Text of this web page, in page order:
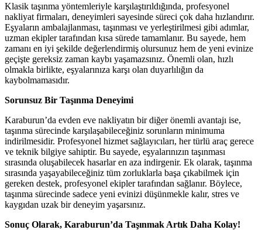
Klasik taşınma yöntemleriyle karşılaştırıldığında, profesyonel
nakliyat firmaları, deneyimleri sayesinde süreci çok daha hızlandırır.
Eşyaların ambalajlanması, taşınması ve yerleştirilmesi gibi adımlar,
uzman ekipler tarafından kısa sürede tamamlanır. Bu sayede, hem
zamanı en iyi şekilde değerlendirmiş olursunuz hem de yeni evinize
geçişte gereksiz zaman kaybı yaşamazsınız. Önemli olan, hızlı
olmakla birlikte, eşyalarınıza karşı olan duyarlılığın da
kaybolmamasıdır.
Sorunsuz Bir Taşınma Deneyimi
Karaburun’da evden eve nakliyatın bir diğer önemli avantajı ise,
taşınma sürecinde karşılaşabileceğiniz sorunların minimuma
indirilmesidir. Profesyonel hizmet sağlayıcıları, her türlü araç gerece
ve teknik bilgiye sahiptir. Bu sayede, eşyalarınızın taşınması
sırasında oluşabilecek hasarlar en aza indirgenir. Ek olarak, taşınma
sırasında yaşayabileceğiniz tüm zorluklarla başa çıkabilmek için
gereken destek, profesyonel ekipler tarafından sağlanır. Böylece,
taşınma sürecinde sadece yeni evinizi düşünmekle kalır, stres ve
kaygıdan uzak bir deneyim yaşarsınız.
Sonuç Olarak, Karaburun’da Taşınmak Artık Daha Kolay!